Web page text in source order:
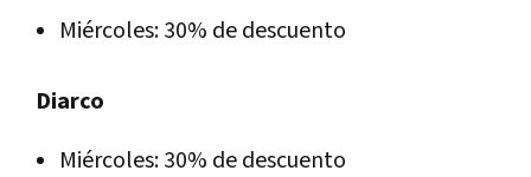
Miércoles: 30% de descuento
Diarco
Miércoles: 30% de descuento